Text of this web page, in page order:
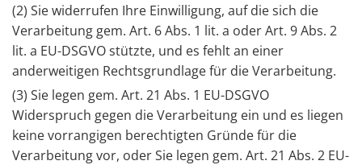
(2) Sie widerrufen Ihre Einwilligung, auf die sich die
Verarbeitung gem. Art. 6 Abs. 1 lit. a oder Art. 9 Abs. 2
lit. a EU-DSGVO stützte, und es fehlt an einer
anderweitigen Rechtsgrundlage für die Verarbeitung.
(3) Sie legen gem. Art. 21 Abs. 1 EU-DSGVO
Widerspruch gegen die Verarbeitung ein und es liegen
keine vorrangigen berechtigten Gründe für die
Verarbeitung vor, oder Sie legen gem. Art. 21 Abs. 2 EU-